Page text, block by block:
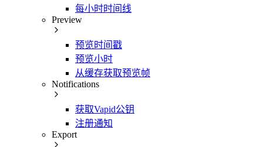
每小时时间线
Preview
预览时间戳
预览小时
从缓存获取预览帧
Notifications
获取Vapid公钥
注册通知
Export